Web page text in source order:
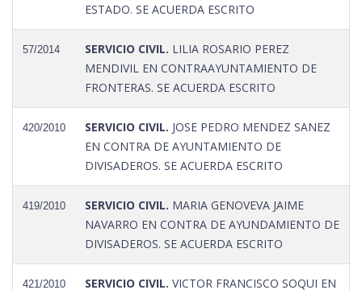
ESTADO. SE ACUERDA ESCRITO
57/2014 SERVICIO CIVIL. LILIA ROSARIO PEREZ
MENDIVIL EN CONTRAAYUNTAMIENTO DE
FRONTERAS. SE ACUERDA ESCRITO
420/2010 SERVICIO CIVIL. JOSE PEDRO MENDEZ SANEZ
EN CONTRA DE AYUNTAMIENTO DE
DIVISADEROS. SE ACUERDA ESCRITO
419/2010 SERVICIO CIVIL. MARIA GENOVEVA JAIME
NAVARRO EN CONTRA DE AYUNDAMIENTO DE
DIVISADEROS. SE ACUERDA ESCRITO
421/2010 SERVICIO CIVIL. VICTOR FRANCISCO SOQUI EN